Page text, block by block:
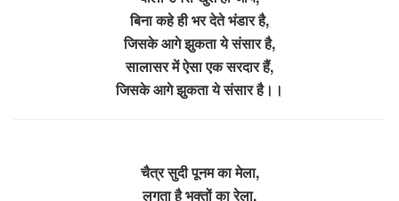
बिना कहे ही भर देते भंडार है,
जिसके आगे झुकता ये संसार है,
सालासर में ऐसा एक सरदार हैं,
जिसके आगे झुकता ये संसार है।।
चैत्र सुदी पूनम का मेला,
लगता है भक्तों का रेला,